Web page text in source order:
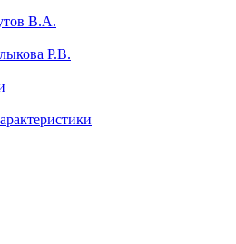
В.А.
Р.В.